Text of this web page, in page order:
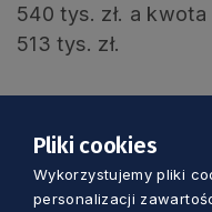
540 tys. zł. a
513 tys. zł.
Pliki cookies
Wykorzystujemy pliki
personalizacji